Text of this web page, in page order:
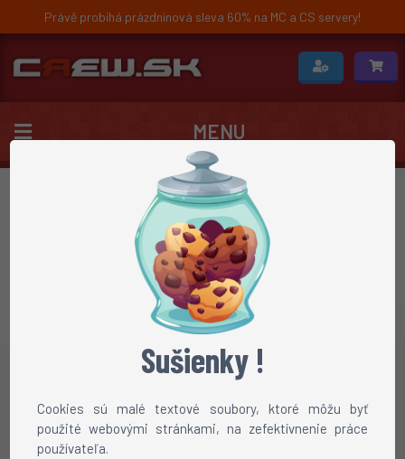
Sušienky !
Cookies sú malé textové soubory, ktoré môžu byť
použité webovými stránkami, na zefektívnenie práce
používateľa.
Právě probíhá prázdninová sleva 60% na MC a CS servery!
MENU
BLOG